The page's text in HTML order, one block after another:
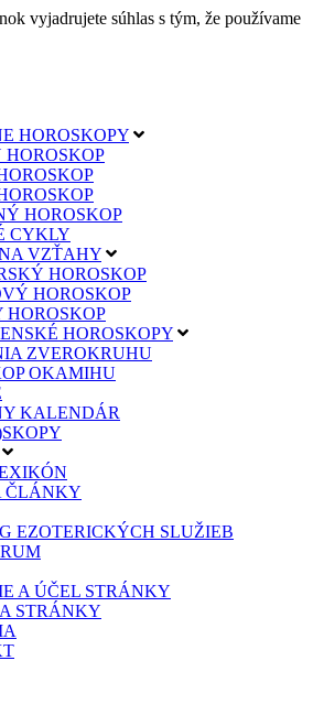
vyjadrujete súhlas s tým, že používame
HOROSKOPY
HOROSKOP
HOROSKOP
CYKLY
VZŤAHY
HOROSKOP
HOROSKOP
HOROSKOPY
ZVEROKRUHU
OKAMIHU
KALENDÁR
ČLÁNKY
EZOTERICKÝCH SLUŽIEB
A ÚČEL STRÁNKY
STRÁNKY